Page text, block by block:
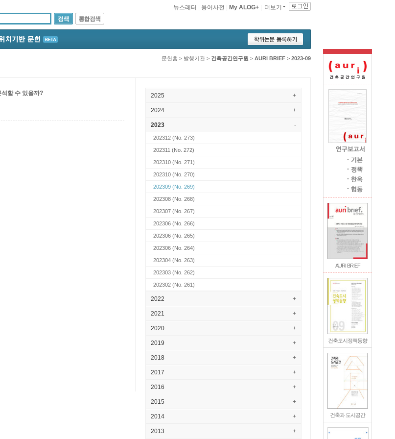
AURI BRIEF
건축도시정책동향
건축과 도시공간
더보기
My ALOG+
용어사전
뉴스레터
문헌홈 > 발행기관 > 건축공간연구원 > AURI BRIEF > 2023-09
석할 수 있을까?
2025 +
2024 +
2023 -
202312 (No. 273)
202311 (No. 272)
202310 (No. 271)
202310 (No. 270)
202309 (No. 269)
202308 (No. 268)
202307 (No. 267)
202306 (No. 266)
202306 (No. 265)
202306 (No. 264)
202304 (No. 263)
202303 (No. 262)
202302 (No. 261)
2022 +
2021 +
2020 +
2019 +
2018 +
2017 +
2016 +
2015 +
2014 +
2013 +